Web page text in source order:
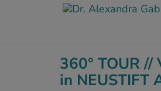
360° TOUR //
in NEUSTIFT